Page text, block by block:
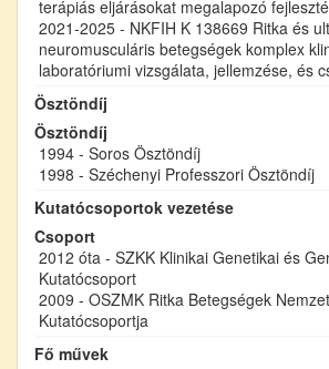
terápiás eljárásokat megalapozó
2021-2025 - NKFIH K 138669 Ritka és
neuromusculáris betegségek komplex
laboratóriumi vizsgálata, jellemzése, és
Ösztöndíj
Ösztöndíj
1994 - Soros Ösztöndíj
1998 - Széchenyi Professzori Ösztöndíj
Kutatócsoportok vezetése
Csoport
2012 óta - SZKK Klinikai Genetikai és
Kutatócsoport
2009 - OSZMK Ritka Betegségek
Kutatócsoportja
Fő művek